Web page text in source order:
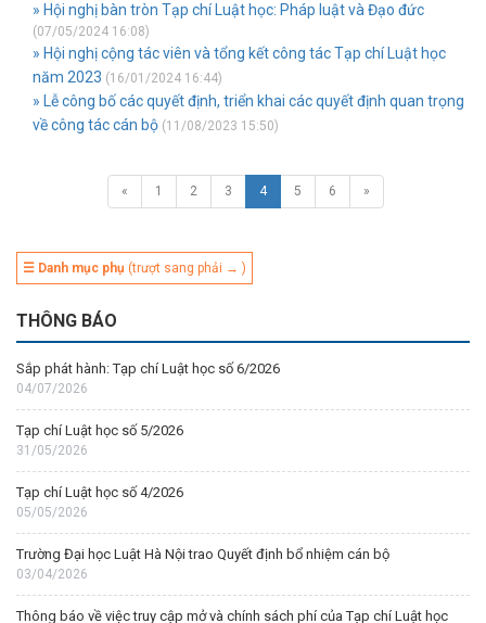
» Hội nghị bàn tròn Tạp chí Luật học: Pháp luật và Đạo đức
(07/05/2024 16:08)
» Hội nghị cộng tác viên và tổng kết công tác Tạp chí Luật học
năm 2023 (16/01/2024 16:44)
» Lễ công bố các quyết định, triển khai các quyết định quan trọng
về công tác cán bộ (11/08/2023 15:50)
« 1 2 3 4 5 6 »
☰ Danh mục phụ (trượt sang phải → )
THÔNG BÁO
Sắp phát hành: Tạp chí Luật học số 6/2026
04/07/2026
Tạp chí Luật học số 5/2026
31/05/2026
Tạp chí Luật học số 4/2026
05/05/2026
Trường Đại học Luật Hà Nội trao Quyết định bổ nhiệm cán bộ
03/04/2026
Thông báo về việc truy cập mở và chính sách phí của Tạp chí Luật học